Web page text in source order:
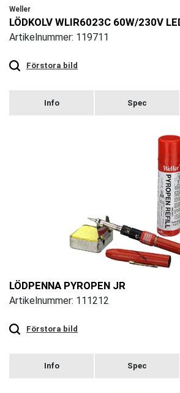
Weller
LÖDKOLV WLIR6023C 60W/230V
Artikelnummer: 119711
Förstora bild
zoom
LÖDPENNA PYROPEN JR
Artikelnummer: 111212
Förstora bild
zoom